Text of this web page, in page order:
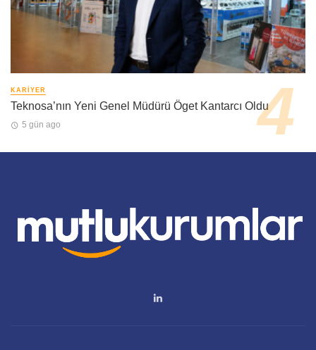
KARIYER
Teknosa’nın Yeni Genel Müdürü Öget Kantarcı Oldu
5 gün ago